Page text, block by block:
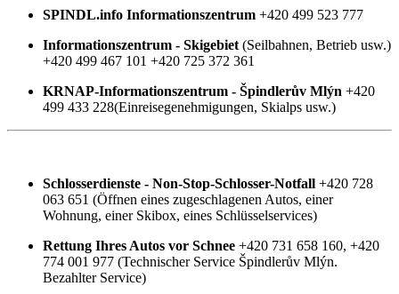
SPINDL.info Informationszentrum +420 499 523 777
Informationszentrum - Skigebiet (Seilbahnen, Betrieb usw.)
+420 499 467 101 +420 725 372 361
KRNAP-Informationszentrum - Špindlerův Mlýn +420
499 433 228(Einreisegenehmigungen, Skialps usw.)
Schlosserdienste - Non-Stop-Schlosser-Notfall +420 728
063 651 (Öffnen eines zugeschlagenen Autos, einer
Wohnung, einer Skibox, eines Schlüsselservices)
Rettung Ihres Autos vor Schnee +420 731 658 160, +420
774 001 977 (Technischer Service Špindlerův Mlýn.
Bezahlter Service)